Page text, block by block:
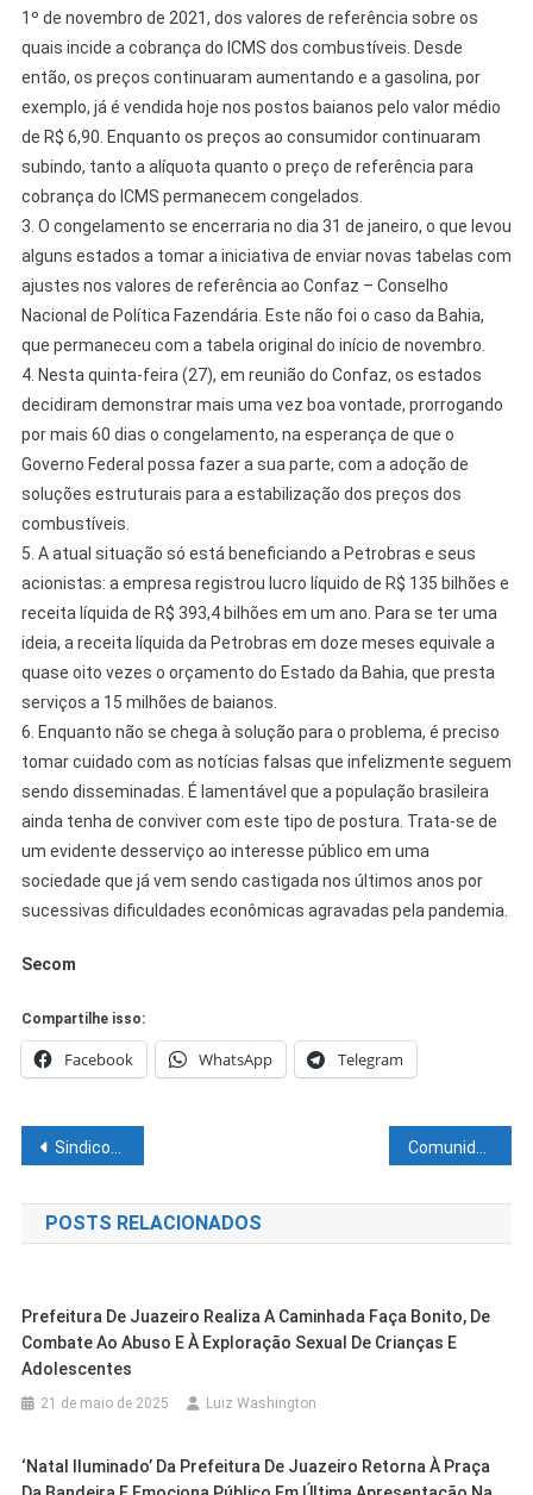
1º de novembro de 2021, dos valores de referência sobre os
quais incide a cobrança do ICMS dos combustíveis. Desde
então, os preços continuaram aumentando e a gasolina, por
exemplo, já é vendida hoje nos postos baianos pelo valor médio
de R$ 6,90. Enquanto os preços ao consumidor continuaram
subindo, tanto a alíquota quanto o preço de referência para
cobrança do ICMS permanecem congelados.
3. O congelamento se encerraria no dia 31 de janeiro, o que levou
alguns estados a tomar a iniciativa de enviar novas tabelas com
ajustes nos valores de referência ao Confaz – Conselho
Nacional de Política Fazendária. Este não foi o caso da Bahia,
que permaneceu com a tabela original do início de novembro.
4. Nesta quinta-feira (27), em reunião do Confaz, os estados
decidiram demonstrar mais uma vez boa vontade, prorrogando
por mais 60 dias o congelamento, na esperança de que o
Governo Federal possa fazer a sua parte, com a adoção de
soluções estruturais para a estabilização dos preços dos
combustíveis.
5. A atual situação só está beneficiando a Petrobras e seus
acionistas: a empresa registrou lucro líquido de R$ 135 bilhões e
receita líquida de R$ 393,4 bilhões em um ano. Para se ter uma
ideia, a receita líquida da Petrobras em doze meses equivale a
quase oito vezes o orçamento do Estado da Bahia, que presta
serviços a 15 milhões de baianos.
6. Enquanto não se chega à solução para o problema, é preciso
tomar cuidado com as notícias falsas que infelizmente seguem
sendo disseminadas. É lamentável que a população brasileira
ainda tenha de conviver com este tipo de postura. Trata-se de
um evidente desserviço ao interesse público em uma
sociedade que já vem sendo castigada nos últimos anos por
sucessivas dificuldades econômicas agravadas pela pandemia.
Secom
Compartilhe isso:
Facebook WhatsApp Telegram
Navegação
de
Post
Sindicombustíveis Bahia questiona repasse de ICMS congelado dos combustíveis pela Acelen Comunidade indígena de Sento-Sé recebe mudas de árvores frutíferas
POSTS RELACIONADOS
Prefeitura De Juazeiro Realiza A Caminhada Faça Bonito, De
Combate Ao Abuso E À Exploração Sexual De Crianças E
Adolescentes
21 de maio de 2025 Luiz Washington
‘Natal Iluminado’ Da Prefeitura De Juazeiro Retorna À Praça